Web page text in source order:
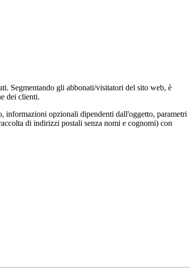
Segmentando gli abbonati/visitatori del sito web, è
dei clienti.
informazioni opzionali dipendenti dall'oggetto, parametri
di indirizzi postali senza nomi e cognomi) con